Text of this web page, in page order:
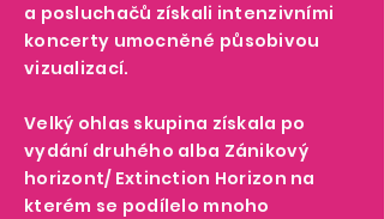
a posluchačů získali intenzivními
koncerty umocněné působivou
vizualizací.
Velký ohlas skupina získala po
vydání druhého alba Zánikový
horizont/ Extinction Horizon na
kterém se podílelo mnoho